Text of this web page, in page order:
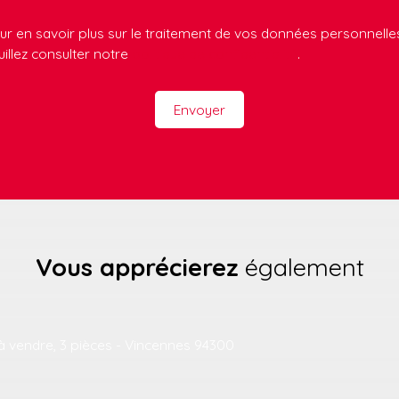
en savoir plus sur le traitement de vos données
consulter notre
.
Envoyer
Vous apprécierez également